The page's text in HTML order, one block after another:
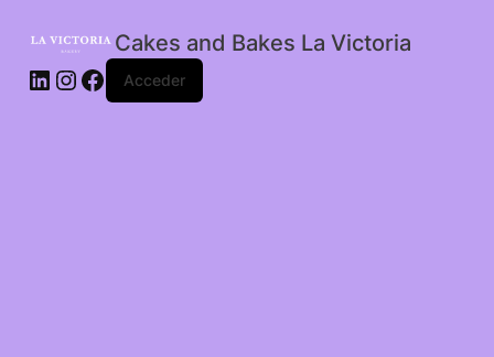
Cakes and Bakes La Victoria
LinkedIn
Instagram
Facebook
Acceder